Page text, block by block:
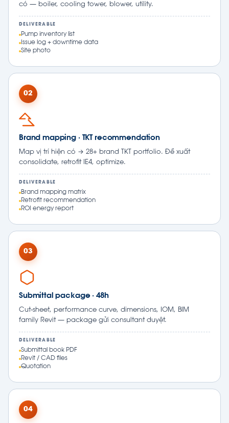
có — boiler, cooling tower, blower, utility.
DELIVERABLE
Pump inventory list
Issue log + downtime data
Site photo
02
Brand mapping · TKT recommendation
Map vị trí hiện có → 28+ brand TKT portfolio. Đề xuất
consolidate, retrofit IE4, optimize.
DELIVERABLE
Brand mapping matrix
Retrofit recommendation
ROI energy report
03
Submittal package · 48h
Cut-sheet, performance curve, dimensions, IOM, BIM
family Revit — package gửi consultant duyệt.
DELIVERABLE
Submittal book PDF
Revit / CAD files
Quotation
04